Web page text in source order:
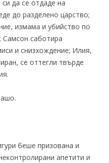
да се отдаде на
до разделено царство;
измама и убийство по
Самсон саботира
и снизхождение; Илия,
се оттегли твърде
беше призована и
апетити и